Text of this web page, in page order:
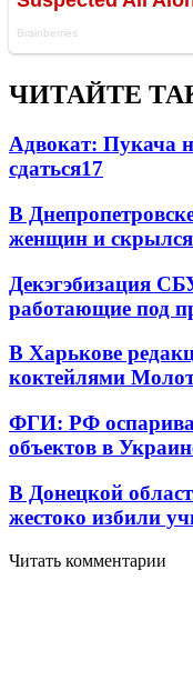
ЧИТАЙТЕ
Адвокат: Пукача
сдаться17
В
женщин и
Декэгэбизация
работающие под
В Харькове
коктейлями
ФГИ: РФ
объектов в
В Донецкой
жестоко избили
Читать комментарии